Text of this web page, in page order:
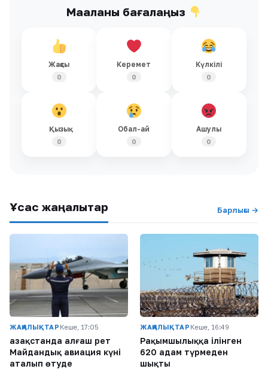
Мақаланы бағалаңыз
Жақсы
0
Керемет
0
Күлкілі
0
Қызық
0
Обал-ай
0
Ашулы
0
Ұқсас жаңалықтар Барлығы →
ЖАҢАЛЫҚТАР Кеше, 17:05
Қазақстанда алғаш рет
Майдандық авиация күні
аталып өтуде
ЖАҢАЛЫҚТАР Кеше, 16:49
Рақымшылыққа ілінген
620 адам түрмеден
шықты